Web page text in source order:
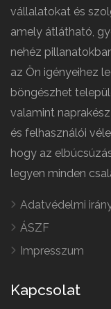
vállalatokat és
amely átlátható,
nehéz
az Ön igényeihez
böngészhet
valamint
és felhasználói
hogy az
legyen minden
Adatvédelmi
ÁSZF
Impresszum
Kapcsolat